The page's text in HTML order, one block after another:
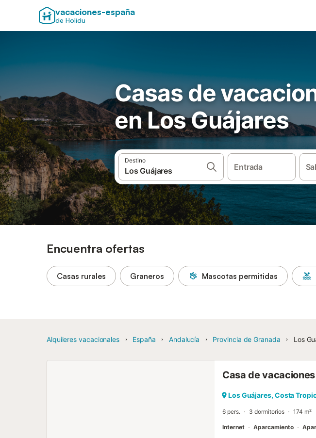
vacaciones-españa
de Holidu
Casas de
en Los Guájares
Destino
Entrada
Encuentra ofertas
Casas rurales Graneros Mascotas permitidas
Alquileres vacacionales España Andalucía Provincia de Granada Los
Casa de
Los Guájares, Costa
6 pers. 3 dormitorios 174 m²
Internet Aparcamiento